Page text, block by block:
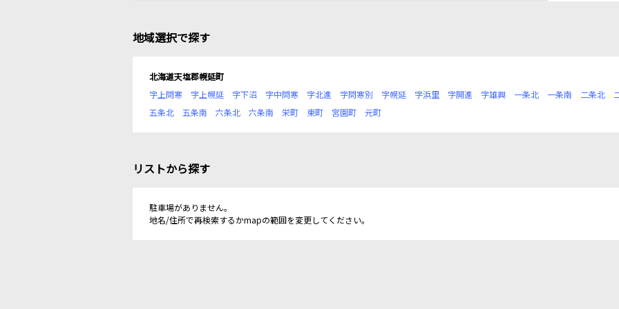
地域選択で探す
北海道天塩郡幌延町
字上問寒
字上幌延 字下沼 字中問寒 字北進 字問寒別 字幌延 字浜里 字開進 字雄興 一条北 一条南 二条北
五条北
五条南 六条北 六条南 栄町 東町 宮園町 元町
リストから探す
駐車場がありません。
地名/住所で再検索するかmapの範囲を変更してください。